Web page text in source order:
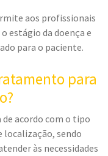
aos profissionais
estágio da doença e
para o paciente.
para
acordo com o tipo
localização, sendo
às necessidades